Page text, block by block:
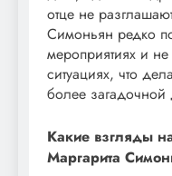
отце не
Симоньян редко
мероприятиях и
ситуациях, что
более
Какие взгляды
Маргарита